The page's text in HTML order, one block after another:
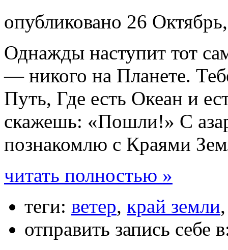
опубликовано 26
Однажды наступит тот
— никого на Планете.
Путь, Где есть Океан и
скажешь: «Пошли!» С
познакомлю с Краями
читать полностью »
теги: ветер, край земли
отправить запись себе